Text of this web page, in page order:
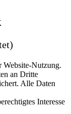
Website-Nutzung.
an Dritte
Alle Daten
Interesse